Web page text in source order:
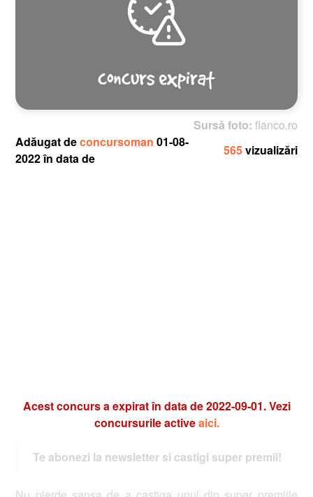
Sursă foto:flanco.ro
Adăugat deconcursoman01-08-
2022 în data de
565vizualizări
Acest concurs a expirat în data de 2022-09-01. Vezi
concursurile activeaici.
Te abonezi la newsletter si castigi super premii!